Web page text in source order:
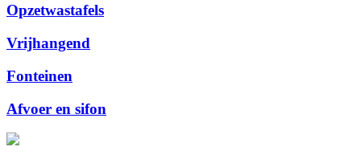
Opzetwastafels
Vrijhangend
Fonteinen
Afvoer en sifon